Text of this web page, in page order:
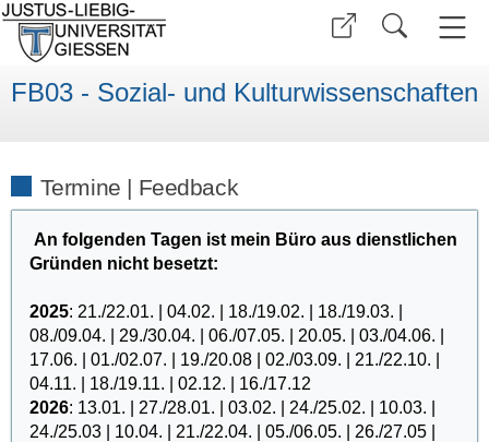
FB03 - Sozial- und Kulturwissenschaften
Termine | Feedback
An folgenden Tagen ist mein Büro aus dienstlichen
Gründen nicht besetzt:
2025: 21./22.01. | 04.02. | 18./19.02. | 18./19.03. |
08./09.04. | 29./30.04. | 06./07.05. | 20.05. | 03./04.06. |
17.06. | 01./02.07. | 19./20.08 | 02./03.09. | 21./22.10. |
04.11. | 18./19.11. | 02.12. | 16./17.12
2026: 13.01. | 27./28.01. | 03.02. | 24./25.02. | 10.03. |
24./25.03 | 10.04. | 21./22.04. | 05./06.05. | 26./27.05 |